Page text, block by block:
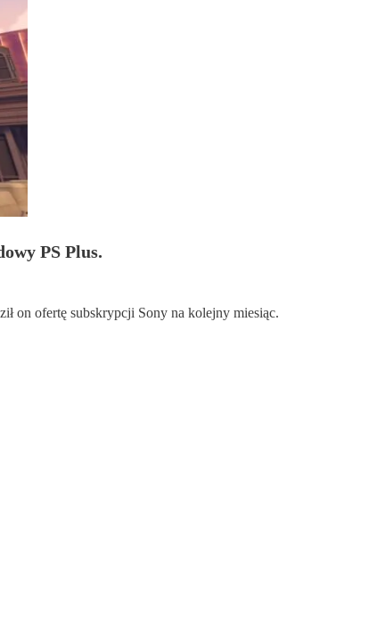
PS Plus.
on ofertę subskrypcji Sony na kolejny miesiąc.